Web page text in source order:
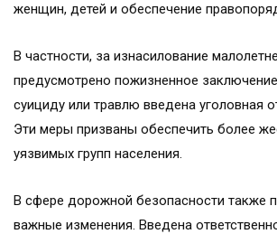
женщин, детей и обеспечение
В частности, за изнасилование
предусмотрено пожизненное
суициду или травлю введена уголовная
Эти меры призваны обеспечить более
уязвимых групп населения.
В сфере дорожной безопасности также
важные изменения. Введена